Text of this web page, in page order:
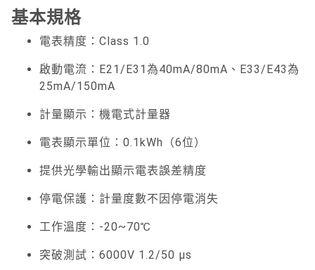
基本規格
電表精度：Class 1.0
啟動電流：E21/E31為40mA/80mA、E33/E43為
25mA/150mA
計量顯示：機電式計量器
電表顯示單位：0.1kWh（6位）
提供光學輸出顯示電表誤差精度
停電保護：計量度數不因停電消失
工作溫度：-20~70℃
突破測試：6000V 1.2/50 μs